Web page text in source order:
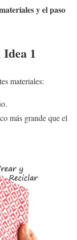
y el paso
1
materiales:
más grande que el